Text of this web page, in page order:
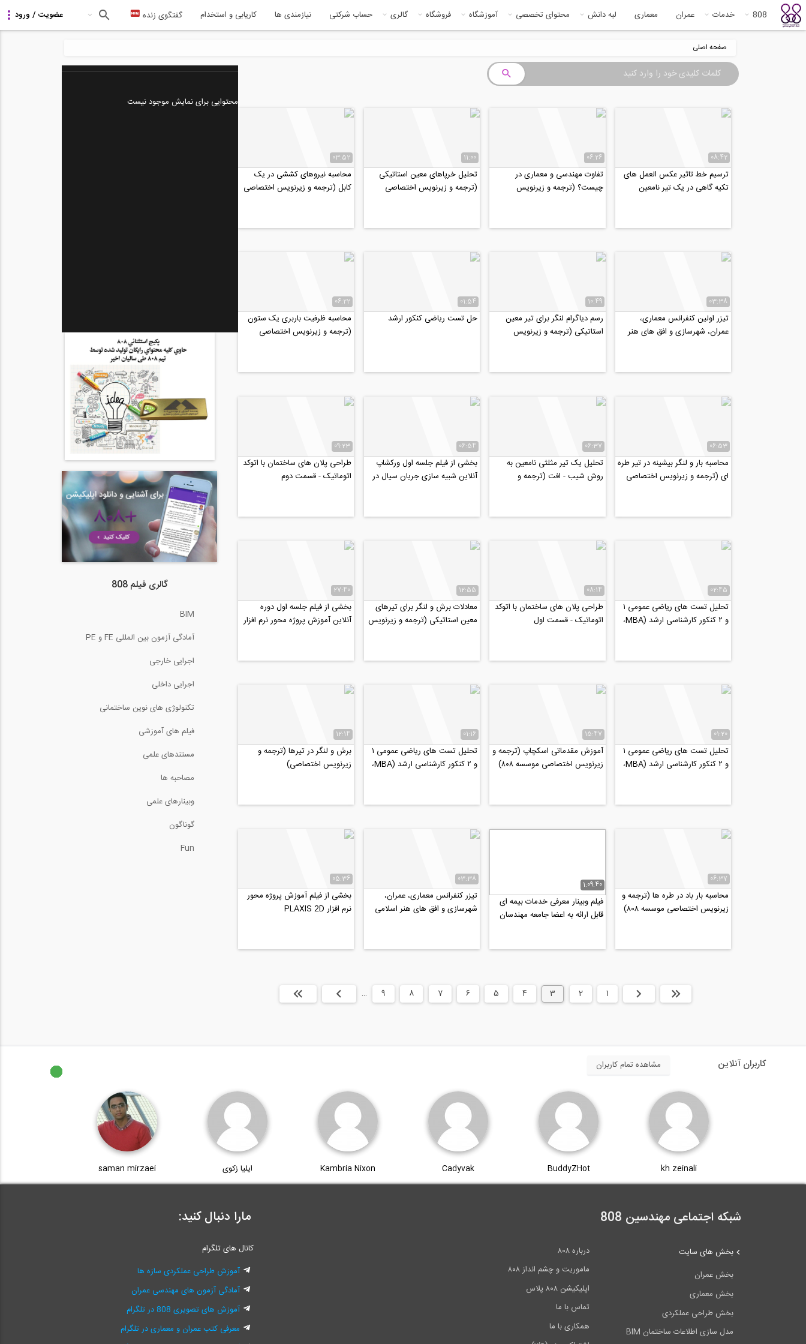
808 خدمات عمران معماری لبه دانش محتوای تخصصی آموزشگاه فروشگاه گالری حساب شرکتی نیازمندی ها کاریابی و استخدام گفتگوی زنده
صفحه اصلی
08:42
ترسیم خط تاثیر عکس العمل های
تکیه گاهی در یک تیر نامعین
06:26
تفاوت مهندسی و معماری در
چیست؟ (ترجمه و زیرنویس
11:00
تحلیل خرپاهای معین استاتیکی
(ترجمه و زیرنویس اختصاصی
03:52
محاسبه نیروهای کششی در یک
کابل (ترجمه و زیرنویس اختصاصی
03:38
تیزر اولین کنفرانس معماری،
عمران، شهرسازی و افق های هنر
10:49
رسم دیاگرام لنگر برای تیر معین
استاتیکی (ترجمه و زیرنویس
01:54
حل تست ریاضی کنکور ارشد
06:22
محاسبه ظرفیت باربری یک ستون
(ترجمه و زیرنویس اختصاصی
06:53
محاسبه بار و لنگر بیشینه در تیر طره
ای (ترجمه و زیرنویس اختصاصی
06:37
تحلیل یک تیر مثلثی نامعین به
روش شیب - افت (ترجمه و
06:54
بخشی از فیلم جلسه اول ورکشاپ
آنلاین شبیه سازی جریان سیال در
09:23
طراحی پلان های ساختمان با اتوکد
اتوماتیک - قسمت دوم
02:45
تحلیل تست های ریاضی عمومی ۱
و ۲ کنکور کارشناسی ارشد (MBA،
08:14
طراحی پلان های ساختمان با اتوکد
اتوماتیک - قسمت اول
12:55
معادلات برش و لنگر برای تیرهای
معین استاتیکی (ترجمه و زیرنویس
27:40
بخشی از فیلم جلسه اول دوره
آنلاین آموزش پروژه محور نرم افزار
01:20
تحلیل تست های ریاضی عمومی ۱
و ۲ کنکور کارشناسی ارشد (MBA،
15:47
آموزش مقدماتی اسکچاپ (ترجمه و
زیرنویس اختصاصی موسسه ۸۰۸)
01:16
تحلیل تست های ریاضی عمومی ۱
و ۲ کنکور کارشناسی ارشد (MBA،
12:14
برش و لنگر در تیرها (ترجمه و
زیرنویس اختصاصی)
06:37
محاسبه بار باد در طره ها (ترجمه و
زیرنویس اختصاصی موسسه ۸۰۸)
1:09:40
فیلم وبینار معرفی خدمات بیمه ای
قابل ارائه به اعضا جامعه مهندسان
03:38
تیزر کنفرانس معماری، عمران،
شهرسازی و افق های هنر اسلامی
05:36
بخشی از فیلم آموزش پروژه محور
نرم افزار PLAXIS 2D
ابتدا قبلی 1
2
3
4
5
6
7
8
9
… بعدی انتها »
محتوایی برای نمایش موجود نیست
گالری فیلم 808
BIM
آمادگی آزمون بین المللی FE و PE
اجرایی خارجی
اجرایی داخلی
تکنولوژی های نوین ساختمانی
فیلم های آموزشی
مستندهای علمی
مصاحبه ها
وبینارهای علمی
گوناگون
Fun
کاربران آنلاین مشاهده تمام کاربران
kh zeinali
BuddyZHot
Cadyvak
Kambria Nixon ایلیا زکوی saman mirzaei
شبکه اجتماعی مهندسین 808
درباره ۸۰۸
ماموریت و چشم انداز ۸۰۸
اپلیکیشن ۸۰۸ پلاس
تماس با ما
همکاری با ما
بخش های سایت
بخش عمران
بخش معماری
بخش طراحی عملکردی
مدل سازی اطلاعات ساختمان BIM
مارا دنبال کنید:
کانال های تلگرام
آموزش طراحی عملکردی سازه ها
آمادگی آزمون های مهندسی عمران
آموزش های تصویری 808 در تلگرام
معرفی کتب عمران و معماری در تلگرام